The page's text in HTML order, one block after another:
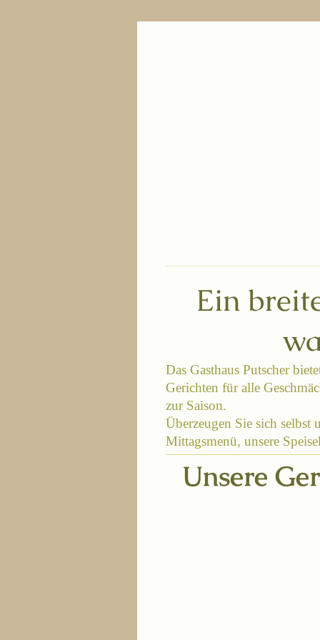
Ein
Das Gasthaus Putscher
Gerichten für alle
zur Saison.
Überzeugen Sie sich selbst
Mittagsmenü, unsere
Unsere